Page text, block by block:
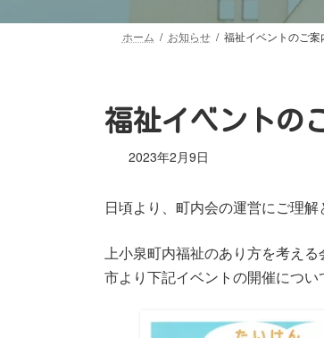
ホーム お知らせ 福祉イベントのご案
福祉イベントの
2023年2月9日
日頃より、町内会の運営にご理
上小泉町内福祉のあり方を考える
市より下記イベントの開催につい